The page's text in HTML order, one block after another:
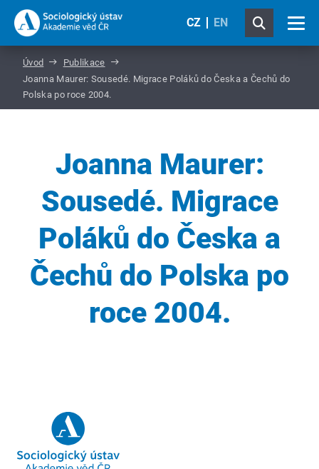
CZ EN
Úvod
Publikace
Joanna Maurer: Sousedé. Migrace Poláků do Česka a Čechů do
Polska po roce 2004.
Joanna Maurer:
Sousedé. Migrace
Poláků do Česka a
Čechů do Polska po
roce 2004.